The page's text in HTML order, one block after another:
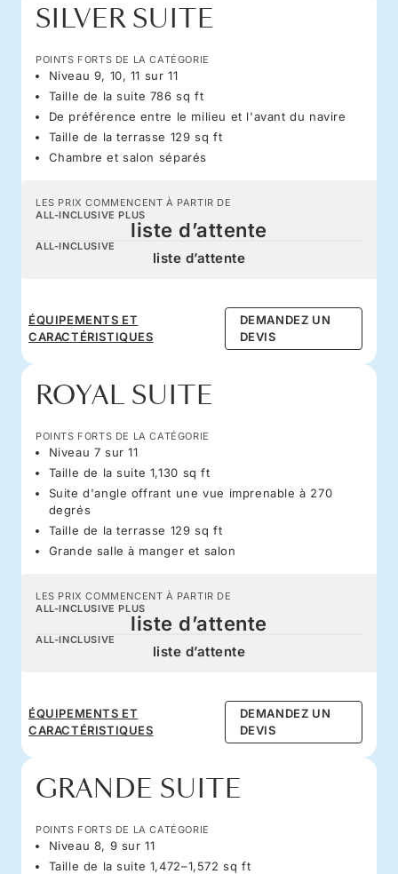
SILVER SUITE
POINTS FORTS DE LA CATÉGORIE
Niveau 9, 10, 11 sur 11
Taille de la suite 786 sq ft
De préférence entre le milieu et l'avant du navire
Taille de la terrasse 129 sq ft
Chambre et salon séparés
LES PRIX COMMENCENT À PARTIR DE
ALL-INCLUSIVE PLUS
liste d’attente
ALL-INCLUSIVE
liste d’attente
ÉQUIPEMENTS ET
CARACTÉRISTIQUES
DEMANDEZ UN
DEVIS
ROYAL SUITE
POINTS FORTS DE LA CATÉGORIE
Niveau 7 sur 11
Taille de la suite 1,130 sq ft
Suite d'angle offrant une vue imprenable à 270
degrés
Taille de la terrasse 129 sq ft
Grande salle à manger et salon
LES PRIX COMMENCENT À PARTIR DE
ALL-INCLUSIVE PLUS
liste d’attente
ALL-INCLUSIVE
liste d’attente
ÉQUIPEMENTS ET
CARACTÉRISTIQUES
DEMANDEZ UN
DEVIS
GRANDE SUITE
POINTS FORTS DE LA CATÉGORIE
Niveau 8, 9 sur 11
Taille de la suite 1,472–1,572 sq ft